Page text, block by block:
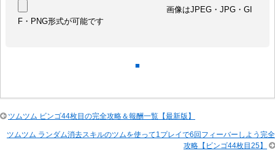
画像はJPEG・JPG・GI
F・PNG形式が可能です
■
ツムツム ビンゴ44枚目の完全攻略＆報酬一覧【最新版】
ツムツム ランダム消去スキルのツムを使って1プレイで6回フィーバーしよう完全
攻略【ビンゴ44枚目25】